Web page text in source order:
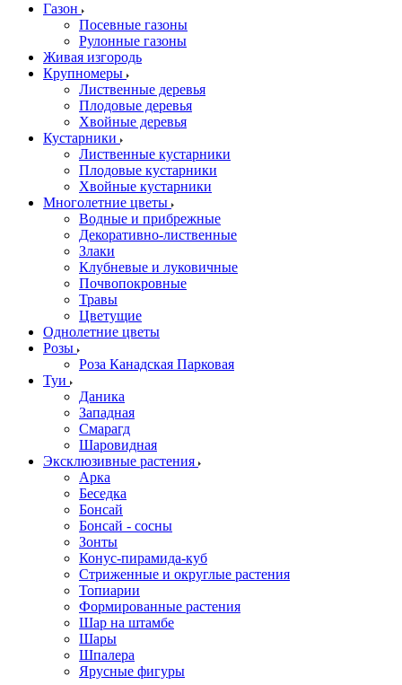
Газон
Посевные газоны
Рулонные газоны
Живая изгородь
Крупномеры
Лиственные деревья
Плодовые деревья
Хвойные деревья
Кустарники
Лиственные кустарники
Плодовые кустарники
Хвойные кустарники
Многолетние цветы
Водные и прибрежные
Декоративно-лиственные
Злаки
Клубневые и луковичные
Почвопокровные
Травы
Цветущие
Однолетние цветы
Розы
Роза Канадская Парковая
Туи
Даника
Западная
Смарагд
Шаровидная
Эксклюзивные растения
Арка
Беседка
Бонсай
Бонсай - сосны
Зонты
Конус-пирамида-куб
Стриженные и округлые растения
Топиарии
Формированные растения
Шар на штамбе
Шары
Шпалера
Ярусные фигуры